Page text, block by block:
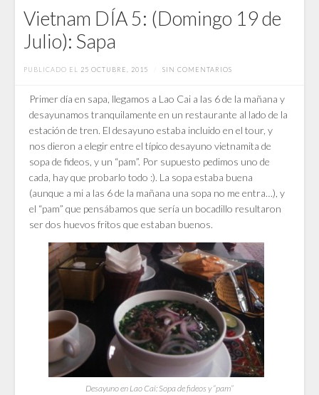
Vietnam DÍA 5: (Domingo 19 de
Julio): Sapa
PUBLICADO EL 25 OCTUBRE, 2015 SIN COMENTARIOS
Primer día en sapa, llegamos a Lao Cai a las 6 de la mañana y
desayunamos tranquilamente en un restaurante al lado de la
estación de tren. El desayuno estaba incluido en el tour, y
nos dieron a elegir entre el típico desayuno vietnamita de
sopa de fideos, y un “pam”. Por supuesto pedimos uno de
cada, hay que probarlo todo :). La sopa estaba buena
(aunque a mi a las 6 de la mañana una sopa no me entra…), y
el “pam” que pensábamos que sería un bocadillo resultaron
ser dos huevos fritos que estaban buenos.
Desayuno en Lao Cai: Sopa de fideos y “pam”